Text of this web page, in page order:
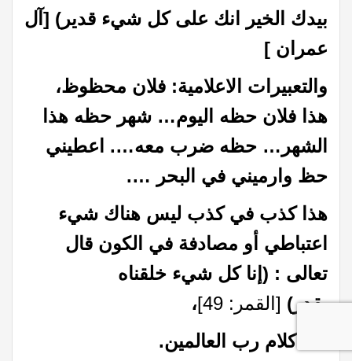
بيدك الخير انك على كل شيء قدير) [آل
عمران ]
والتعبيرات الاعلامية: فلان محظوظ،
هذا فلان حظه اليوم… شهر حظه هذا
الشهر… حظه ضرب معه…. اعطيني
حظ وارميني في البحر ….
هذا كذب في كذب ليس هناك شيء
اعتباطي أو مصادفة في الكون قال
تعالى : (إنا كل شيء خلقناه
بقدر) [القمر: 49]
،
هذا كلام رب العالمين.